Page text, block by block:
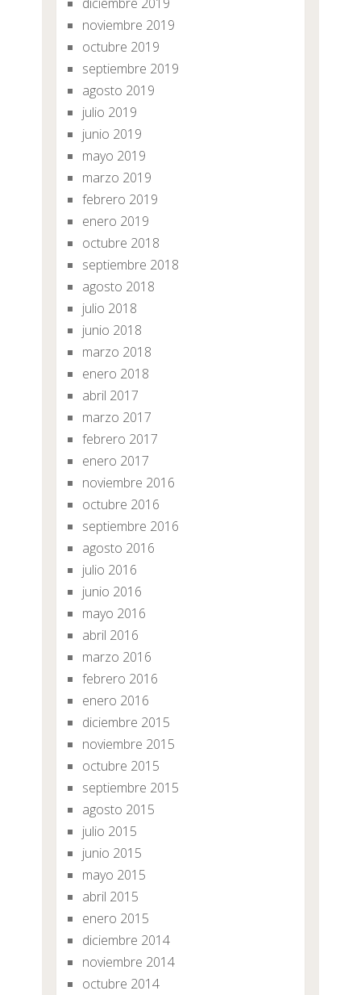
noviembre 2019
octubre 2019
septiembre 2019
agosto 2019
julio 2019
junio 2019
mayo 2019
marzo 2019
febrero 2019
enero 2019
octubre 2018
septiembre 2018
agosto 2018
julio 2018
junio 2018
marzo 2018
enero 2018
abril 2017
marzo 2017
febrero 2017
enero 2017
noviembre 2016
octubre 2016
septiembre 2016
agosto 2016
julio 2016
junio 2016
mayo 2016
abril 2016
marzo 2016
febrero 2016
enero 2016
diciembre 2015
noviembre 2015
octubre 2015
septiembre 2015
agosto 2015
julio 2015
junio 2015
mayo 2015
abril 2015
enero 2015
diciembre 2014
noviembre 2014
octubre 2014